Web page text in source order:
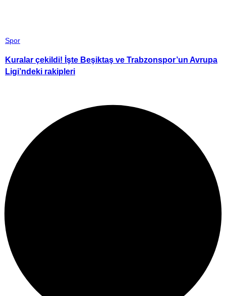
Spor
Kuralar çekildi! İşte Beşiktaş ve Trabzonspor’un Avrupa
Ligi’ndeki rakipleri